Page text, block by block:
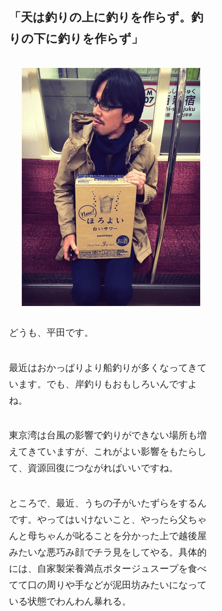
「天は釣りの上に釣りを作らず。釣
りの下に釣りを作らず」
どうも、平田です。
最近はおかっぱりより船釣りが多くなってきて
います。でも、岸釣りもおもしろいんですよ
ね。
東京湾は台風の影響で釣りができない場所も増
えてきていますが、これがよい影響をもたらし
て、資源回復につながればいいですね。
ところで、最近、うちの子がいたずらをするん
です。やってはいけないこと、やったら父ちゃ
んと母ちゃんが叱ることを分かった上で越後屋
みたいな悪巧み顔でチラ見をしてやる。具体的
には、自家製栄養満点ポタージュスープを食べ
てて口の周りや手などが泥田坊みたいになって
いる状態でわんわん暴れる。